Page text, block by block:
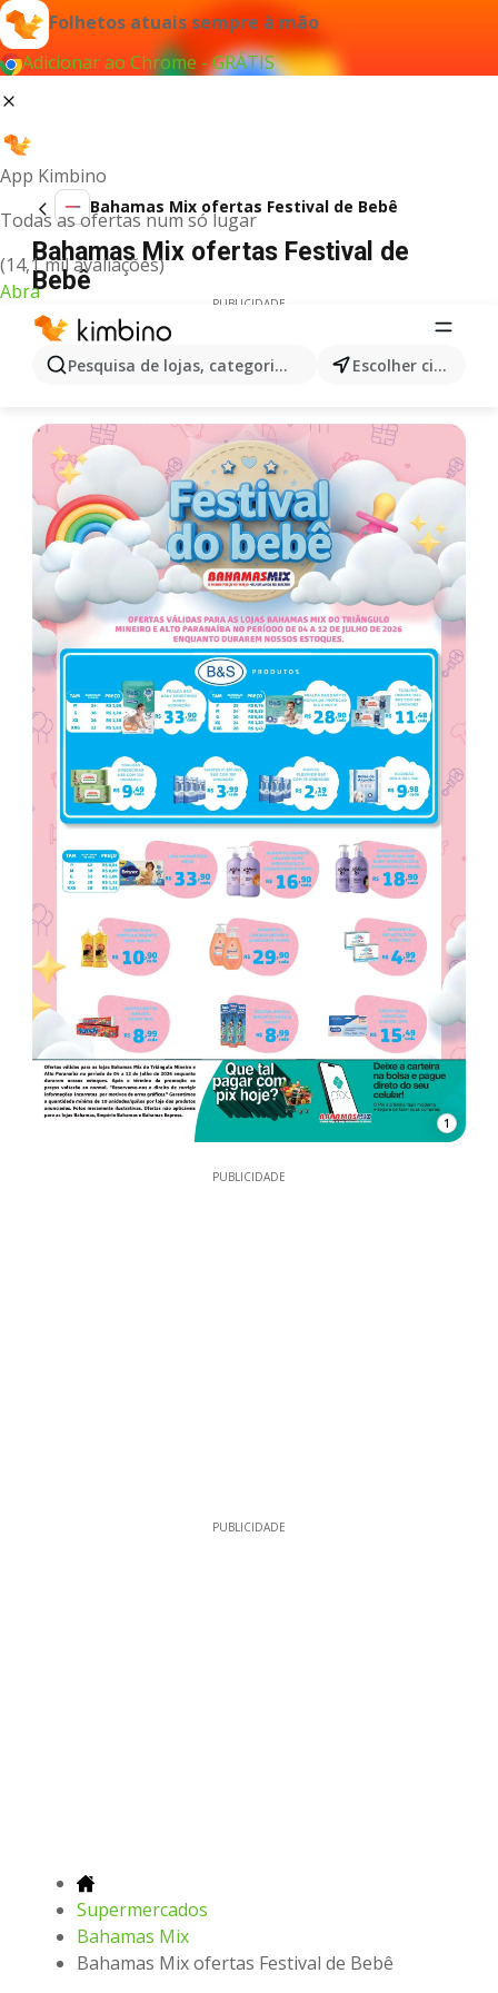
Folhetos atuais sempre à mão
Adicionar ao Chrome - GRÁTIS
App Kimbino
Todas as ofertas num só lugar
(14,1 mil avaliações)
Abra
Pesquisa de lojas, categorias,produtos... Escolher cidade
Bahamas Mix ofertas Festival de Bebê
Bahamas Mix ofertas Festival de
Bebê
PUBLICIDADE
1
PUBLICIDADE
PUBLICIDADE
Supermercados
Bahamas Mix
Bahamas Mix ofertas Festival de Bebê